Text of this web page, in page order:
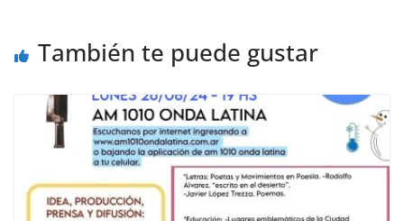
También te puede gustar